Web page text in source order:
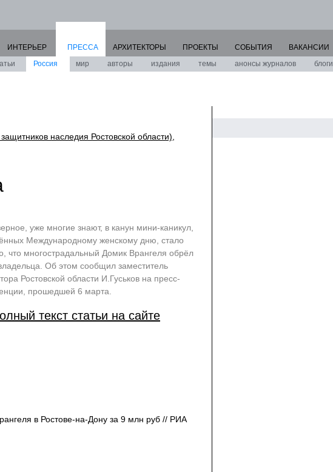
ИНТЕРЬЕР
ПРЕССА
Россия мир авторы издания темы анонсы журналов блоги
АРХИТЕКТОРЫ ПРОЕКТЫ СОБЫТИЯ ВАКАНСИИ
наследия Ростовской области)
уже многие знают, в канун мини-каникул,
Международному женскому дню, стало
что многострадальный Домик Врангеля обрёл
Об этом сообщил заместитель
Ростовской области И.Гуськов на пресс-
прошедшей 6 марта.
текст статьи на сайте
в Ростове-на-Дону за 9 млн руб // РИА